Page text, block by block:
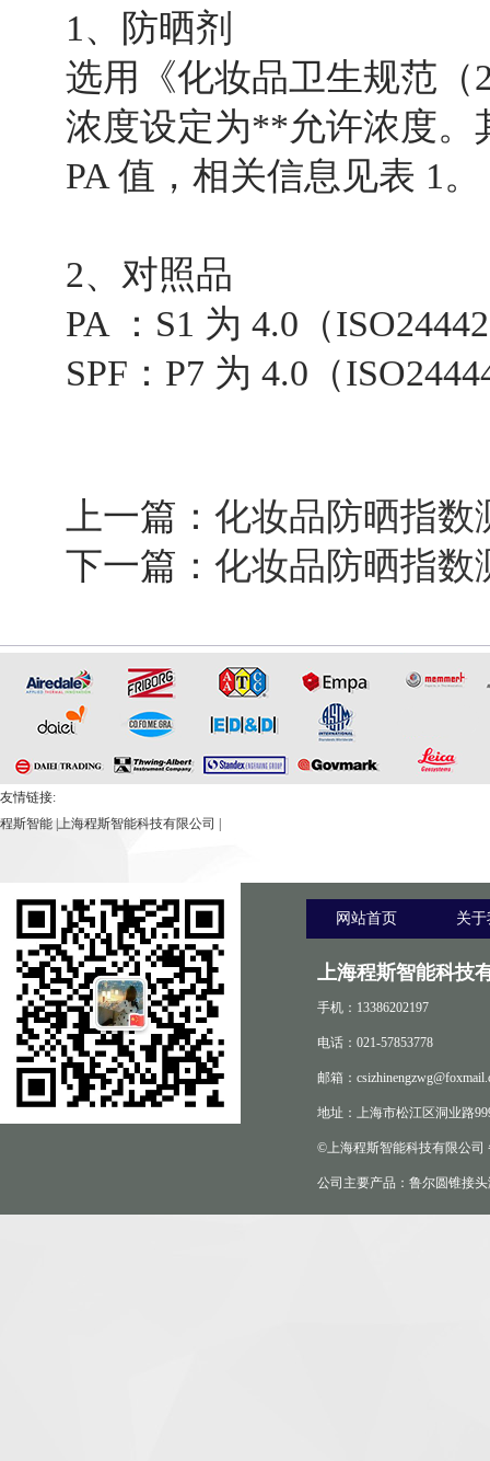
1、防晒剂
选用《化妆品卫生规范（
浓度设定为**允许浓度。
PA 值，相关信息见表 1。
2、对照品
PA ：S1 为 4.0（
SPF：P7 为 4.0（
上一篇： 化妆品防晒指数
下一篇： 化妆品防晒指数
友情链接:
程斯智能 上海程斯智能科技有限公司
网站首页 关
上海程斯智能科技
手机：13386202197
电话：021-57853778
邮箱：
地址：上海市松江区洞业路
©上海程斯智能科技有限公司
公司主要产品：鲁尔圆锥接